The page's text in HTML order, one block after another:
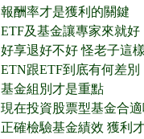
報酬率才是獲利的關鍵
ETF及基金讓專家來就好
好享退好不好 怪老子這
ETN跟ETF到底有何差別
基金組別才是重點
現在投資股票型基金合
正確檢驗基金績效 獲利